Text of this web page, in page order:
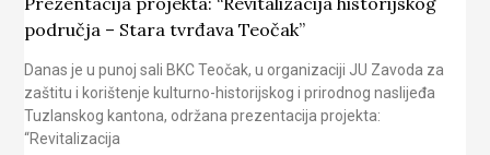
područja – Stara tvrđava Teočak”
Danas je u punoj sali BKC Teočak, u organizaciji JU Zavoda za
zaštitu i korištenje kulturno-historijskog i prirodnog naslijeđa
Tuzlanskog kantona, održana prezentacija projekta:
“Revitalizacija